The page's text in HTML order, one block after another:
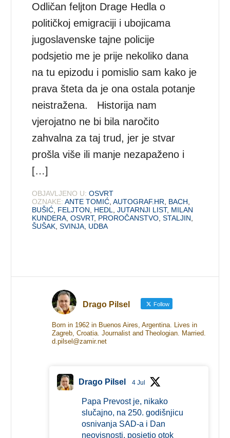
Odličan feljton Drage Hedla o
političkoj emigraciji i ubojicama
jugoslavenske tajne policije
podsjetio me je prije nekoliko dana
na tu epizodu i pomislio sam kako je
prava šteta da je ona ostala potanje
neistražena. Historija nam
vjerojatno ne bi bila naročito
zahvalna za taj trud, jer je stvar
prošla više ili manje nezapaženo i
[…]
OBJAVLJENO U: OSVRT
OZNAKE: ANTE TOMIĆ ,AUTOGRAF.HR BACH
BUŠIĆ FELJTON HEDL ,JUTARNJI LIST, MILAN
KUNDERA ,OSVRT, PROROČANSTVO ,STALJIN
ŠUŠAK ,SVINJA UDBA
Drago Pilsel Follow
Born in 1962 in Buenos Aires, Argentina. Lives in
Zagreb, Croatia. Journalist and Theologian. Married.
d.pilsel@zamir.net
Drago Pilsel 4 Jul
Papa Prevost je, nikako
slučajno, na 250. godišnjicu
osnivanja SAD-a i Dan
neovisnosti, posjetio otok